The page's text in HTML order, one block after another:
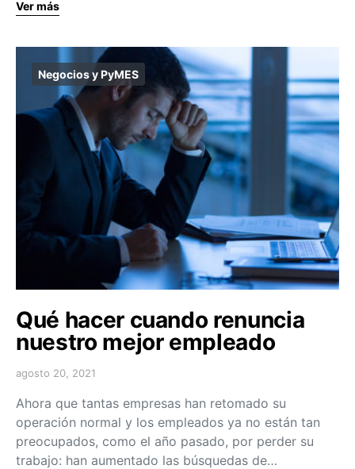
Ver más
Negocios y PyMES
Qué hacer cuando renuncia
nuestro mejor empleado
agosto 20, 2021
Ahora que tantas empresas han retomado su
operación normal y los empleados ya no están tan
preocupados, como el año pasado, por perder su
trabajo: han aumentado las búsquedas de…